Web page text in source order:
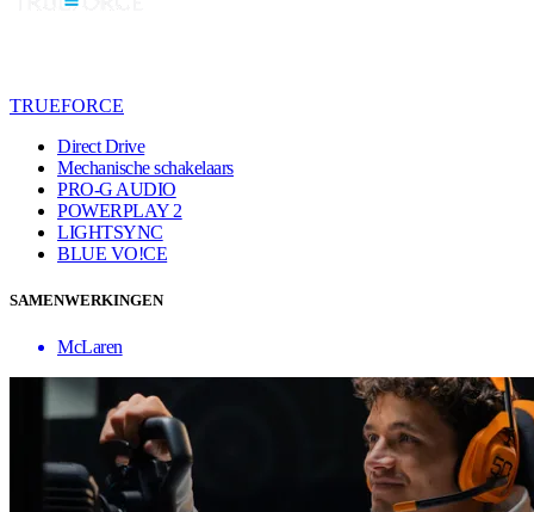
TRUEFORCE
Direct Drive
Mechanische schakelaars
PRO-G AUDIO
POWERPLAY 2
LIGHTSYNC
BLUE VO!CE
SAMENWERKINGEN
McLaren